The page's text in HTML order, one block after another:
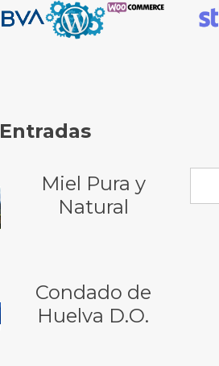
Entradas
Miel Pura y
Natural
Condado de
Huelva D.O.